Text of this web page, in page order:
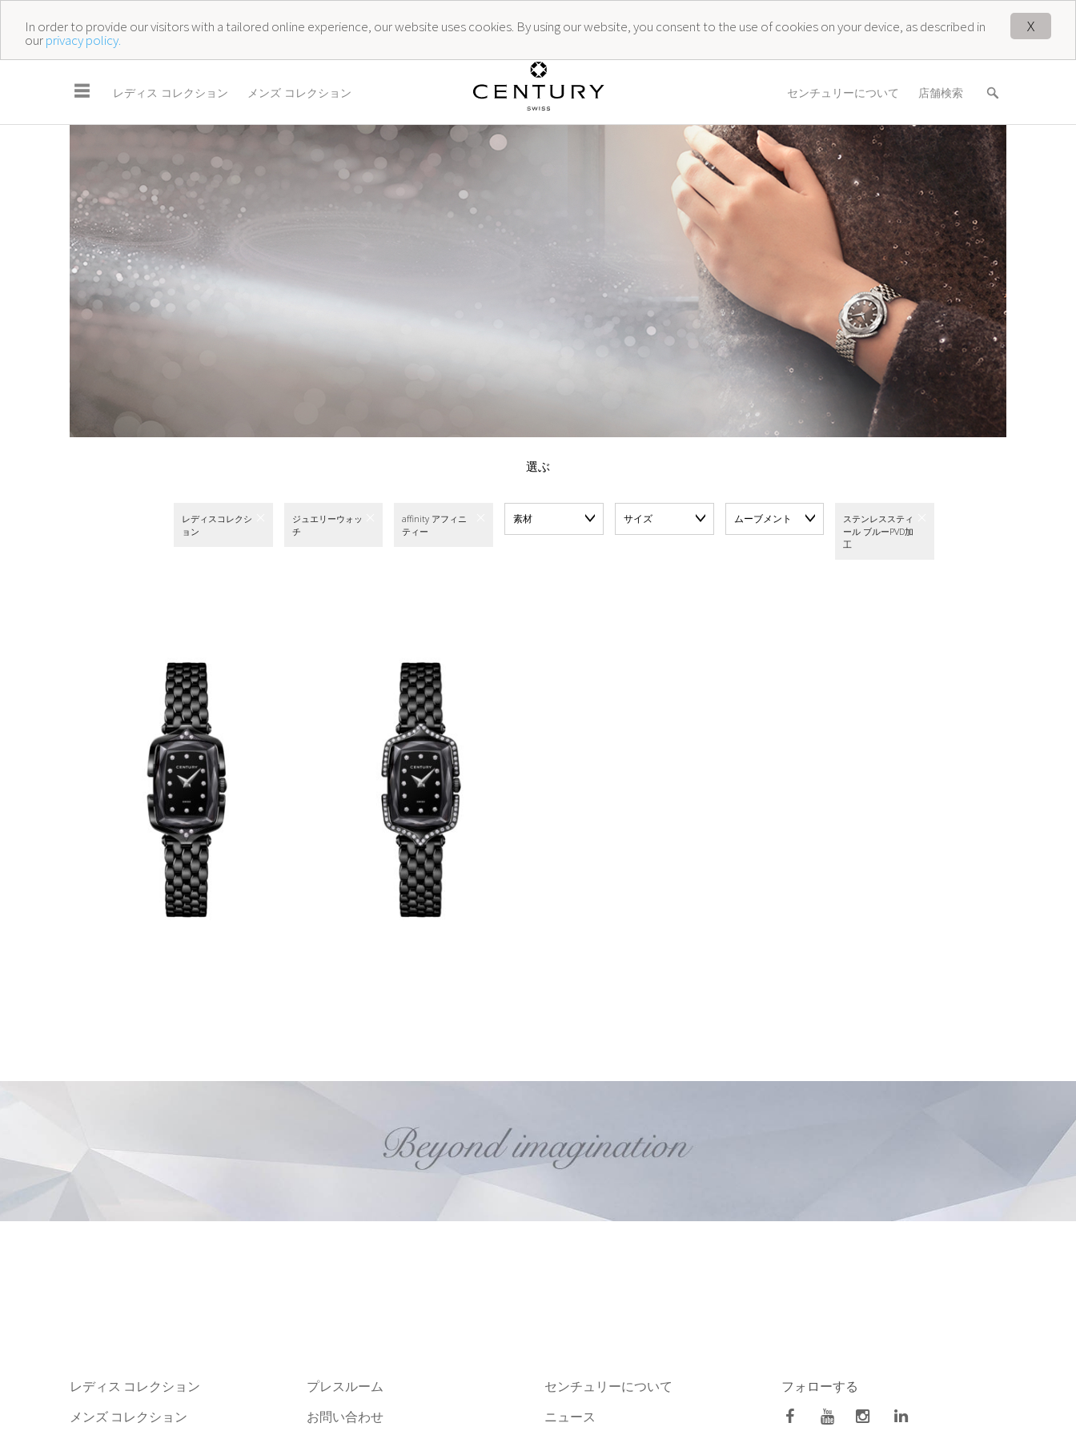
X
In order to provide our visitors with a tailored online experience, our website uses cookies. By using our website, you consent to the use of cookies on your device, as described in
ourprivacy policy.
☰ レディス コレクション メンズ コレクション センチュリーについて 店舗検索
選ぶ
レディスコレクシ
ョン
ジュエリーウォッ
チ
affinity アフィニ
ティー
素材 サイズ ムーブメント
ステンレススティ
ール ブルーPVD加
工
レディス コレクション
メンズ コレクション
プレスルーム
お問い合わせ
センチュリーについて
ニュース
フォローする
facebookYoutubeInstagram